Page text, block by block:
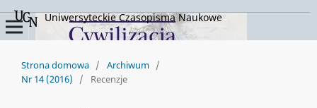
Uniwersyteckie Czasopisma Naukowe
Strona domowa / Archiwum /
Nr 14 (2016)
/ Recenzje